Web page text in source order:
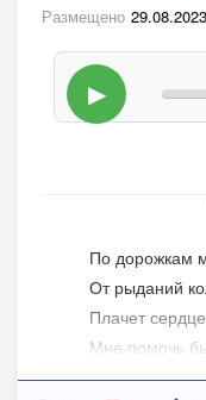
Размещено
▶
По дорожкам
От рыданий
Плачет
Мне помочь